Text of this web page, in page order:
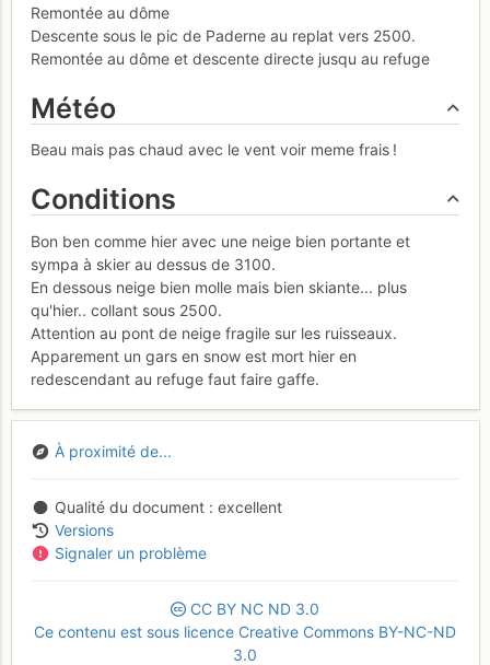
Remontée au dôme
Descente sous le pic de Paderne au replat vers 2500.
Remontée au dôme et descente directe jusqu au refuge
Météo
Beau mais pas chaud avec le vent voir meme frais !
Conditions
Bon ben comme hier avec une neige bien portante et
sympa à skier au dessus de 3100.
En dessous neige bien molle mais bien skiante... plus
qu'hier.. collant sous 2500.
Attention au pont de neige fragile sur les ruisseaux.
Apparement un gars en snow est mort hier en
redescendant au refuge faut faire gaffe.
À proximité de...
Qualité du document
excellent
Versions
Signaler un problème
CC BY NC ND 3.0
Ce contenu est sous licence Creative Commons BY-NC-ND
3.0